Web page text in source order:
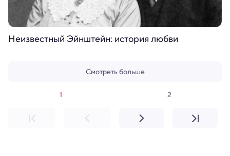
Неизвестный Эйнштейн: история любви
Смотреть больше
1 2